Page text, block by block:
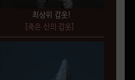
최상위 갑옷!
[죽은 신의 갑옷]